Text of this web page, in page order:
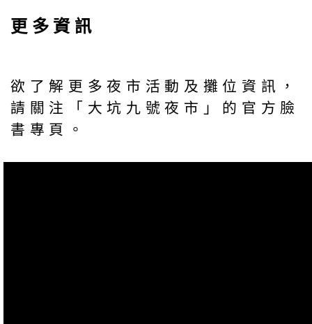
更多資訊
欲了解更多夜市活動及攤位資訊，
請關注「大坑九號夜市」的官方臉
書專頁。